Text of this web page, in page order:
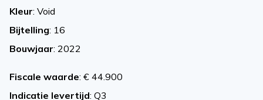
Kleur: Void
Bijtelling: 16
Bouwjaar: 2022
Fiscale waarde: € 44.900
Indicatie levertijd: Q3